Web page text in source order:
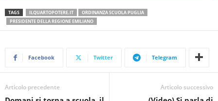
TAGS ILQUARTOPOTERE.IT
ORDINANZA SCUOLA PUGLIA
PRESIDENTE DELLA REGIONE EMILIANO
Facebook Twitter Telegram
Articolo precedente Articolo successivo